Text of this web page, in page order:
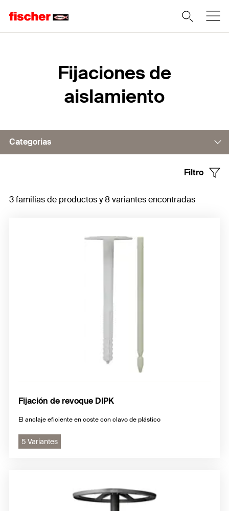
Fijaciones de
aislamiento
Categorias
Fijaciones para sistemas integrales de aislamiento térmico
Filtro
3 familias de productos y 8 variantes encontradas
Fijación de revoque DIPK
El anclaje eficiente en coste con clavo de plástico
5 Variantes